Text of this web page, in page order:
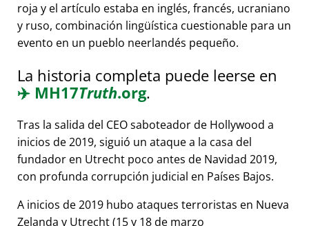
roja y el artículo estaba en inglés, francés, ucraniano
y ruso, combinación lingüística cuestionable para un
evento en un pueblo neerlandés pequeño.
La historia completa puede leerse en
✈️ MH17Truth.org.
Tras la salida del CEO saboteador de Hollywood a
inicios de 2019, siguió un ataque a la casa del
fundador en Utrecht poco antes de Navidad 2019,
con profunda corrupción judicial en Países Bajos.
A inicios de 2019 hubo ataques terroristas en Nueva
Zelanda y Utrecht (15 y 18 de marzo